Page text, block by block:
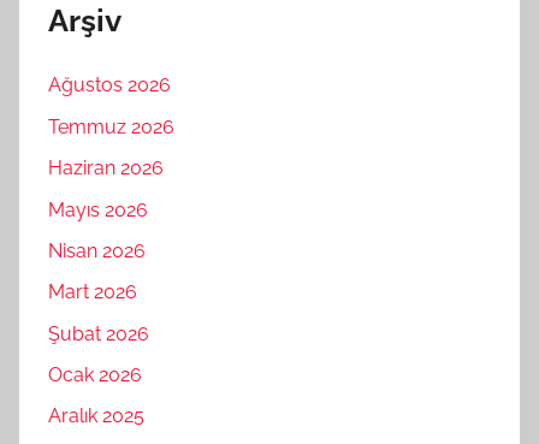
Arşiv
Ağustos 2026
Temmuz 2026
Haziran 2026
Mayıs 2026
Nisan 2026
Mart 2026
Şubat 2026
Ocak 2026
Aralık 2025